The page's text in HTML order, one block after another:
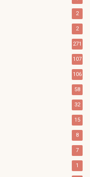
2
2
271
107
106
58
32
15
8
7
1